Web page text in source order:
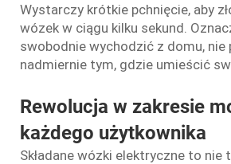
Wystarczy krótkie pchnięcie, aby
wózek w ciągu kilku sekund.
swobodnie wychodzić z domu, nie
nadmiernie tym, gdzie umieścić
Rewolucja w zakresie
każdego użytkownika
Składane wózki elektryczne to